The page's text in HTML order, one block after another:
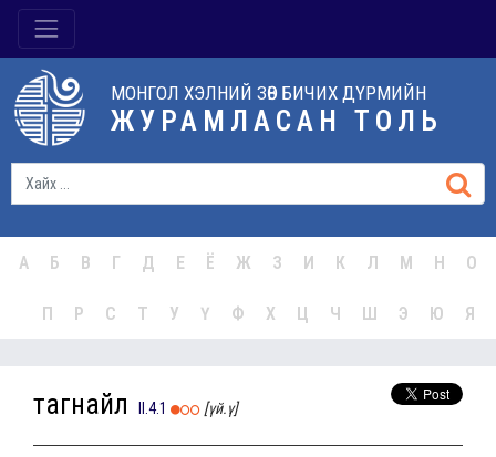
МОНГОЛ ХЭЛНИЙ ЗӨВ БИЧИХ ДҮРМИЙН
ЖУРАМЛАСАН ТОЛЬ
А Б В Г Д Е Ё Ж З И К Л М Н О
П Р С Т У Ү Ф Х Ц Ч Ш Э Ю Я
тагнайл II.4.1 [үй.ү]